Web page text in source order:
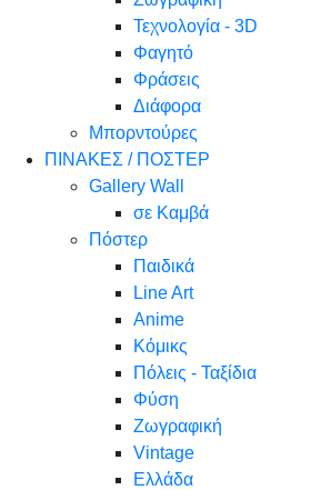
Τεχνολογία - 3D
Φαγητό
Φράσεις
Διάφορα
Μπορντούρες
ΠΙΝΑΚΕΣ / ΠΟΣΤΕΡ
Gallery Wall
σε Καμβά
Πόστερ
Παιδικά
Line Art
Anime
Κόμικς
Πόλεις - Ταξίδια
Φύση
Ζωγραφική
Vintage
Ελλάδα